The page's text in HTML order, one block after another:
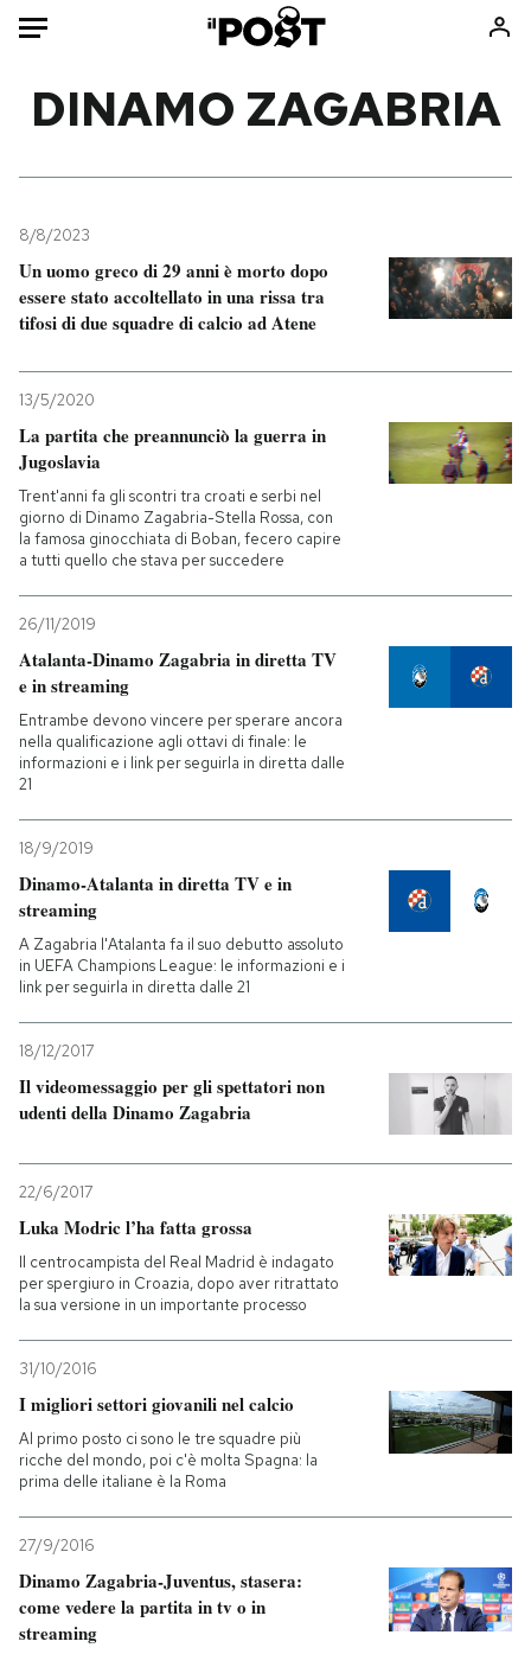
Mondo
Politica
Tecnologia
Internet
Scienza
Cultura
Economia
Sport
Consumismi
Storie/Idee
Ok Boomer!
Media
Altrecose
Mondiali calcio 2026
NEWSLETTER
I MIEI PREFERITI
CALENDARIO
AREA PERSONALE
Entra
DINAMO ZAGABRIA
8/8/2023
Un uomo greco di 29 anni è morto dopo
essere stato accoltellato in una rissa tra
tifosi di due squadre di calcio ad Atene
13/5/2020
La partita che preannunciò la guerra in
Jugoslavia
Trent'anni fa gli scontri tra croati e serbi nel
giorno di Dinamo Zagabria-Stella Rossa, con
la famosa ginocchiata di Boban, fecero capire
a tutti quello che stava per succedere
26/11/2019
Atalanta-Dinamo Zagabria in diretta TV
e in streaming
Entrambe devono vincere per sperare ancora
nella qualificazione agli ottavi di finale: le
informazioni e i link per seguirla in diretta dalle
21
18/9/2019
Dinamo-Atalanta in diretta TV e in
streaming
A Zagabria l'Atalanta fa il suo debutto assoluto
in UEFA Champions League: le informazioni e i
link per seguirla in diretta dalle 21
18/12/2017
Il videomessaggio per gli spettatori non
udenti della Dinamo Zagabria
22/6/2017
Luka Modric l’ha fatta grossa
Il centrocampista del Real Madrid è indagato
per spergiuro in Croazia, dopo aver ritrattato
la sua versione in un importante processo
31/10/2016
I migliori settori giovanili nel calcio
Al primo posto ci sono le tre squadre più
ricche del mondo, poi c'è molta Spagna: la
prima delle italiane è la Roma
27/9/2016
Dinamo Zagabria-Juventus, stasera:
come vedere la partita in tv o in
streaming